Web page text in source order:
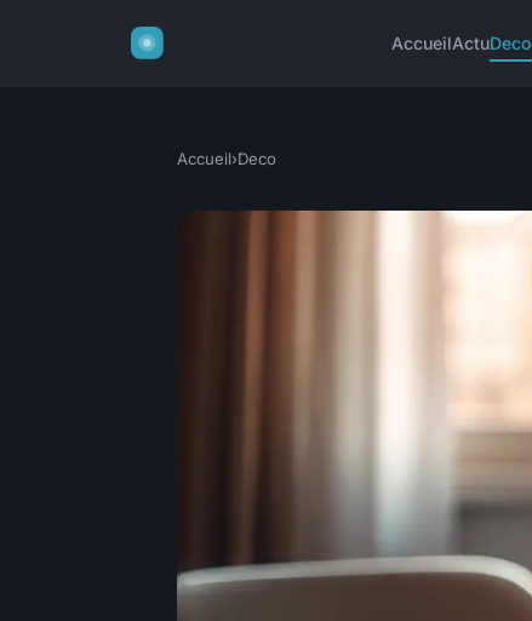
AccueilActuDeco
Accueil›Deco